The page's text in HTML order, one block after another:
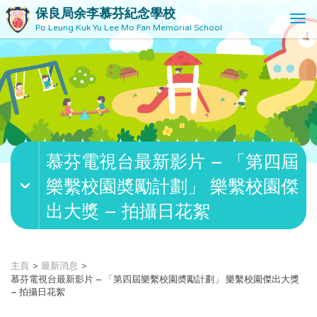
保良局余李慕芬紀念學校
Po Leung Kuk Yu Lee Mo Fan Memorial School
T
o
g
l
e
v
g
a
i
慕芬電視台最新影片 – 「第四屆
樂繫校園奬勵計劃」 樂繫校園傑
出大獎 – 拍攝日花絮
主頁
最新消息
慕芬電視台最新影片 – 「第四屆樂繫校園奬勵計劃」 樂繫校園傑出大獎
– 拍攝日花絮